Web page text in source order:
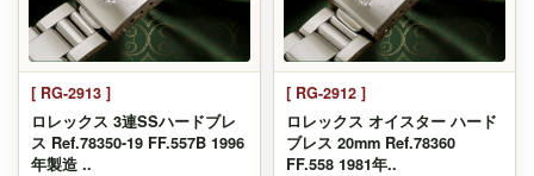
[ RG-2913 ]
ロレックス 3連SSハードブレ
ス Ref.78350-19 FF.557B 1996
年製造 ..
[ RG-2912 ]
ロレックス オイスター ハード
ブレス 20mm Ref.78360
FF.558 1981年..